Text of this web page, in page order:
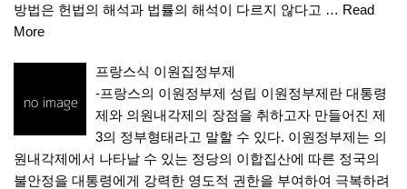
방법은 헌법의 해석과 법률의 해석이 다르지 않다고 … Read
More
프랑스식 이원집정부제
-프랑스의 이원정부제 성립 이원정부제란 대통령
제와 의원내각제의 장점을 취하고자 만들어진 제
3의 정부형태라고 말할 수 있다. 이원정부제는 의
원내각제에서 나타날 수 있는 정당의 이합집산에 따른 정국의
불안정을 대통령에게 강력한 영도적 권한을 부여하여 극복하려